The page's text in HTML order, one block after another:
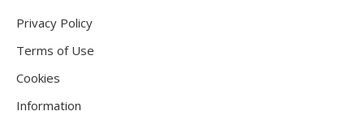
Privacy Policy
Terms of Use
Cookies
Information